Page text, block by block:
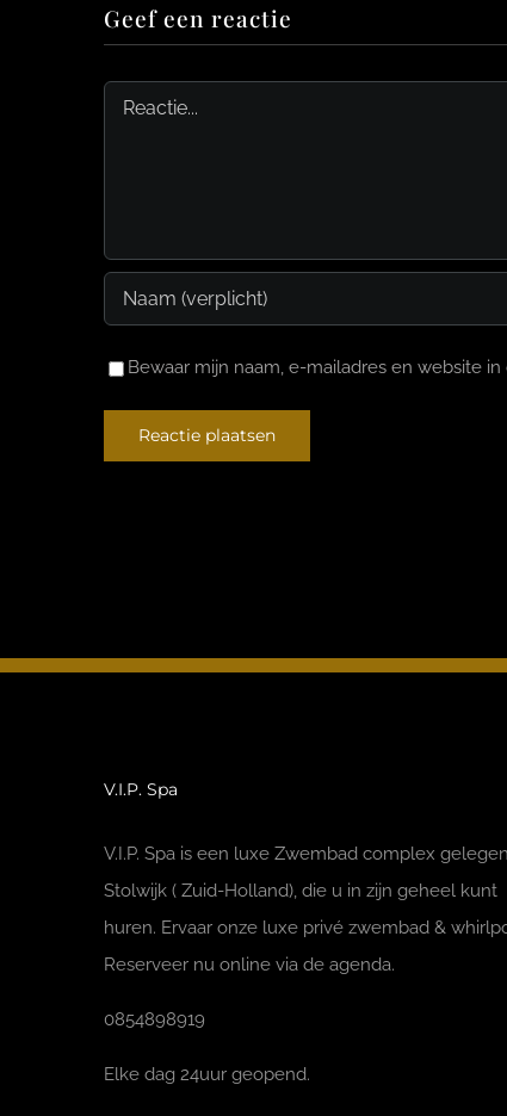
Geef een reactie
Reactie
Bewaar mijn naam, e-mailadres en website
V.I.P. Spa
V.I.P. Spa is een luxe Zwembad complex
Stolwijk ( Zuid-Holland), die u in zijn geheel kunt
huren. Ervaar onze luxe privé zwembad &
Reserveer nu online via de agenda.
0854898919
Elke dag 24uur geopend.